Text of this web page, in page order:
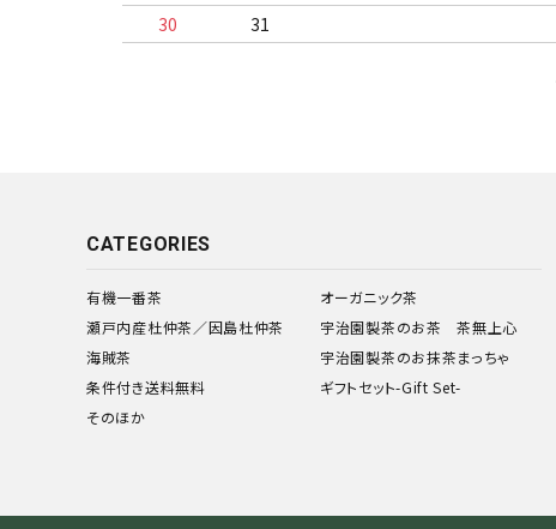
30
31
CATEGORIES
有機一番茶
オーガニック茶
瀬戸内産杜仲茶／因島杜仲茶
宇治園製茶のお茶 茶無上心
海賊茶
宇治園製茶のお抹茶まっちゃ
条件付き送料無料
ギフトセット-Gift Set-
そのほか